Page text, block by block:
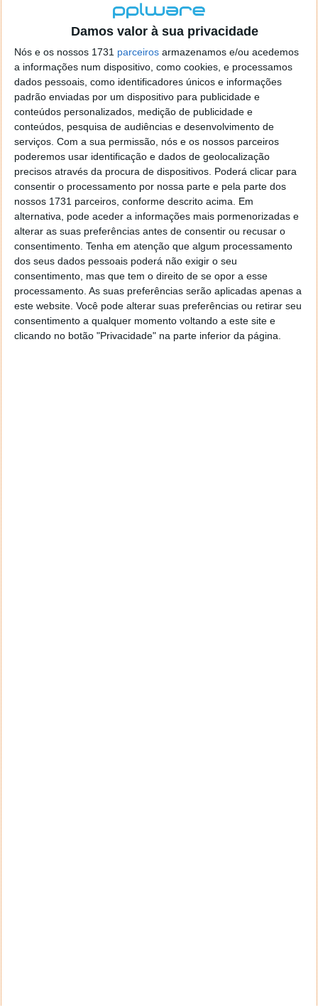
Damos valor à sua privacidade
Nós e os nossos 1731 parceiros armazenamos e/ou acedemos
a informações num dispositivo, como cookies, e processamos
dados pessoais, como identificadores únicos e informações
padrão enviadas por um dispositivo para publicidade e
conteúdos personalizados, medição de publicidade e
conteúdos, pesquisa de audiências e desenvolvimento de
serviços. Com a sua permissão, nós e os nossos parceiros
poderemos usar identificação e dados de geolocalização
precisos através da procura de dispositivos. Poderá clicar para
consentir o processamento por nossa parte e pela parte dos
nossos 1731 parceiros, conforme descrito acima. Em
alternativa, pode aceder a informações mais pormenorizadas e
alterar as suas preferências antes de consentir ou recusar o
consentimento. Tenha em atenção que algum processamento
dos seus dados pessoais poderá não exigir o seu
consentimento, mas que tem o direito de se opor a esse
processamento. As suas preferências serão aplicadas apenas a
este website. Você pode alterar suas preferências ou retirar seu
consentimento a qualquer momento voltando a este site e
clicando no botão "Privacidade" na parte inferior da página.
A empresa equipou a scooter com um sistema que a
mantém sempre em pé. Ao passo que os sensores,
que equipam o veículo, permitem ao utilizador uma
adaptação simples. Este para dar início à marcha
deve inclinar-se para a frente. Posteriormente, para
abrandar e parar, volta à posição inicial. Traz um
pedal de cada lado para que possa transportar uma